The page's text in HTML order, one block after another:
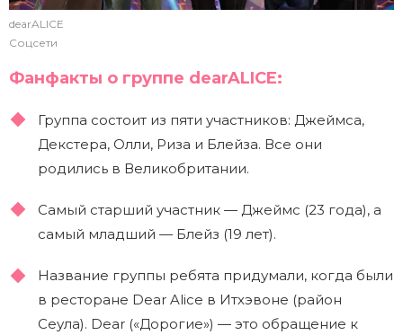
dearALICE
Соцсети
Фанфакты о группе dearALICE:
Группа состоит из пяти участников: Джеймса,
Декстера, Олли, Риза и Блейза. Все они
родились в Великобритании.
Самый старший участник — Джеймс (23 года), а
самый младший — Блейз (19 лет).
Название группы ребята придумали, когда были
в ресторане Dear Alice в Итхэвоне (район
Сеула). Dear («Дорогие») — это обращение к